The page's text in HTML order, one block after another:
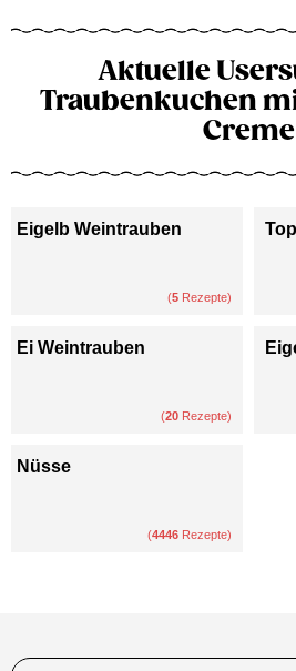
Aktuelle
Traubenkuchen
Creme
Eigelb Weintrauben
(5 Rezepte)
Ei Weintrauben
(20 Rezepte)
Nüsse
(4446 Rezepte)